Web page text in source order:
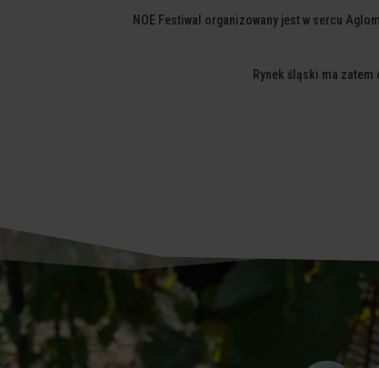
NOE Festiwal organizowany jest w sercu
Rynek śląski ma